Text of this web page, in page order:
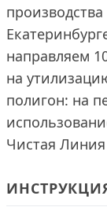
направляем
на
полигон: на
Чистая